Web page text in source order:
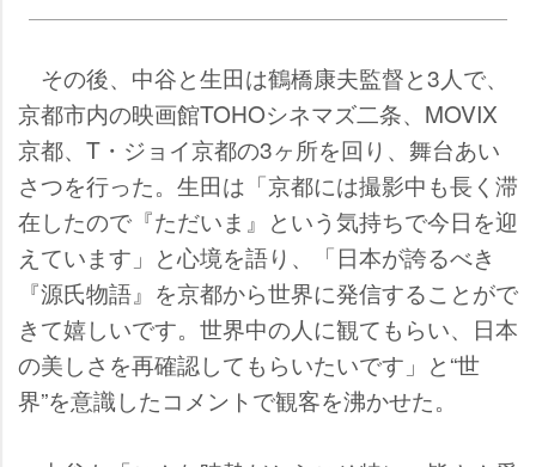
その後、中谷と生田は鶴橋康夫監督と3人で、
京都市内の映画館TOHOシネマズ二条、MOVIX
京都、T・ジョイ京都の3ヶ所を回り、舞台あい
さつを行った。生田は「京都には撮影中も長く滞
在したので『ただいま』という気持ちで今日を迎
えています」と心境を語り、「日本が誇るべき
『源氏物語』を京都から世界に発信することがで
きて嬉しいです。世界中の人に観てもらい、日本
の美しさを再確認してもらいたいです」と“世
界”を意識したコメントで観客を沸かせた。